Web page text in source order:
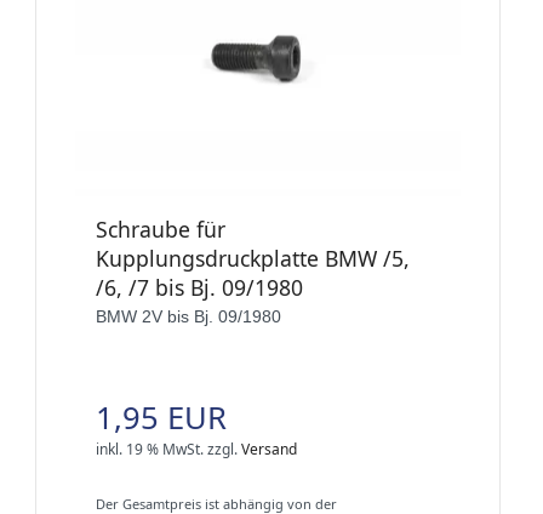
Schraube für
Kupplungsdruckplatte BMW /5,
/6, /7 bis Bj. 09/1980
BMW 2V bis Bj. 09/1980
1,95 EUR
inkl. 19 % MwSt.zzgl.Versand
Der Gesamtpreis ist abhängig von der